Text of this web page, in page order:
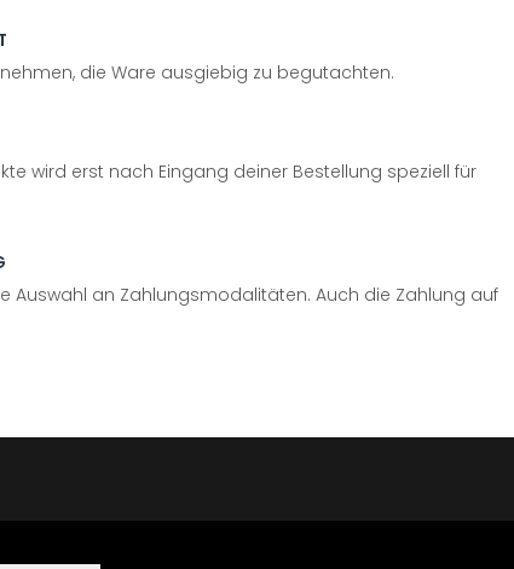
nehmen, die Ware ausgiebig zu begutachten.
wird erst nach Eingang deiner Bestellung speziell für
Auswahl an Zahlungsmodalitäten. Auch die Zahlung auf